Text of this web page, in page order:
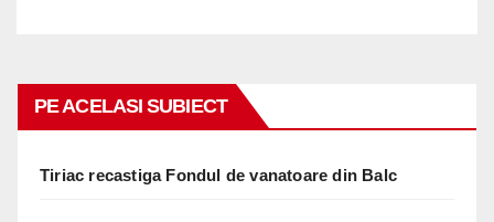
PE ACELASI SUBIECT
Tiriac recastiga Fondul de vanatoare din Balc